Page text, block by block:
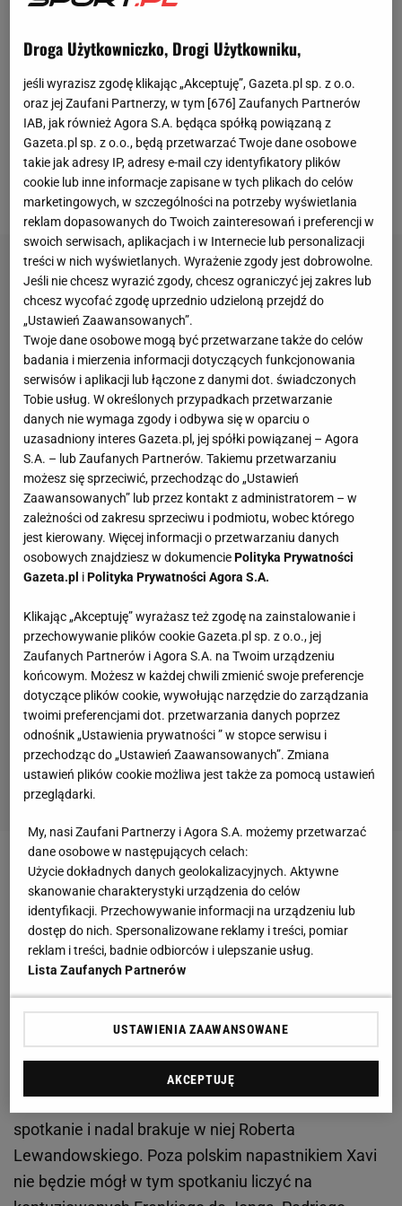
meczu
Ligi Mistrzów z FC Porto nabawił się kontuzji
kostki, która ciągle uniemożliwia mu powrót do
Polski napastnik nie dograł tamtego spotkania, które
FC Barcelona ostatecznie wygrała 1:0. Zabrakło go
także w ligowymmeczuz Granadą i tamto spotkanie
mistrzowie Hiszpanii tylko zremisowali 2:2. Nie
przyjechał też na październikowe zgrupowanie
reprezentacji Polski.
Zobacz wideoNiezatapialny reprezentant Polski.
"Absolutnie. Jestem pełen uznania"
Robert Lewandowski nie zagra z Athletikiem. Xavi
będzie musiał postawić na innego zawodnika
Po przerwie na mecze reprezentacji narodowych
piłkarzy FC Barcelony czeka hitowe starcie z
Athletikiem Bilbao na własnym stadionie w 10.
spotkanie i nadal brakuje w niej Roberta
Lewandowskiego. Poza polskim napastnikiem Xavi
nie będzie mógł w tym spotkaniu liczyć na
Droga Użytkowniczko, Drogi Użytkowniku,
jeśli wyrazisz zgodę klikając „Akceptuję”, Gazeta.pl sp. z o.o.
oraz jej Zaufani Partnerzy, w tym [676] Zaufanych Partnerów
IAB, jak również Agora S.A. będąca spółką powiązaną z
Gazeta.pl sp. z o.o., będą przetwarzać Twoje dane osobowe
takie jak adresy IP, adresy e-mail czy identyfikatory plików
cookie lub inne informacje zapisane w tych plikach do celów
marketingowych, w szczególności na potrzeby wyświetlania
reklam dopasowanych do Twoich zainteresowań i preferencji w
swoich serwisach, aplikacjach i w Internecie lub personalizacji
treści w nich wyświetlanych. Wyrażenie zgody jest dobrowolne.
Jeśli nie chcesz wyrazić zgody, chcesz ograniczyć jej zakres lub
chcesz wycofać zgodę uprzednio udzieloną przejdź do
„Ustawień Zaawansowanych”.
Twoje dane osobowe mogą być przetwarzane także do celów
badania i mierzenia informacji dotyczących funkcjonowania
serwisów i aplikacji lub łączone z danymi dot. świadczonych
Tobie usług. W określonych przypadkach przetwarzanie
danych nie wymaga zgody i odbywa się w oparciu o
uzasadniony interes Gazeta.pl, jej spółki powiązanej – Agora
S.A. – lub Zaufanych Partnerów. Takiemu przetwarzaniu
możesz się sprzeciwić, przechodząc do „Ustawień
Zaawansowanych” lub przez kontakt z administratorem – w
zależności od zakresu sprzeciwu i podmiotu, wobec którego
jest kierowany. Więcej informacji o przetwarzaniu danych
osobowych znajdziesz w dokumenciePolityka Prywatności
Gazeta.pl iPolityka Prywatności Agora S.A.
Klikając „Akceptuję” wyrażasz też zgodę na zainstalowanie i
przechowywanie plików cookie Gazeta.pl sp. z o.o., jej
Zaufanych Partnerów i Agora S.A. na Twoim urządzeniu
końcowym. Możesz w każdej chwili zmienić swoje preferencje
dotyczące plików cookie, wywołując narzędzie do zarządzania
twoimi preferencjami dot. przetwarzania danych poprzez
odnośnik „Ustawienia prywatności ” w stopce serwisu i
przechodząc do „Ustawień Zaawansowanych”. Zmiana
ustawień plików cookie możliwa jest także za pomocą ustawień
przeglądarki.
My, nasi Zaufani Partnerzy i Agora S.A. możemy przetwarzać
dane osobowe w następujących celach:
Użycie dokładnych danych geolokalizacyjnych. Aktywne
skanowanie charakterystyki urządzenia do celów
identyfikacji. Przechowywanie informacji na urządzeniu lub
dostęp do nich. Spersonalizowane reklamy i treści, pomiar
reklam i treści, badnie odbiorców i ulepszanie usług.
Lista Zaufanych Partnerów
USTAWIENIA ZAAWANSOWANE
AKCEPTUJĘ